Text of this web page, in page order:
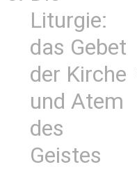
Liturgie:
das Gebet
der Kirche
und Atem
des
Geistes